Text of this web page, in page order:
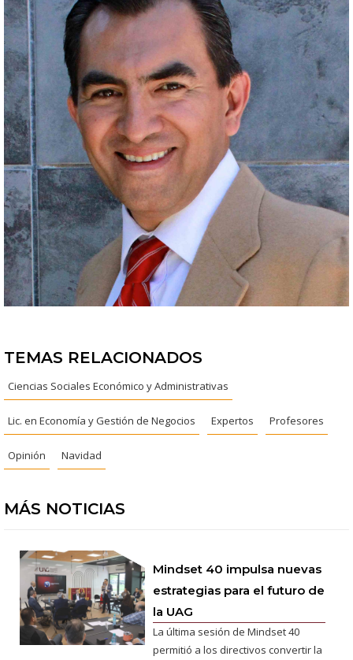
TEMAS RELACIONADOS
Ciencias Sociales Económico y Administrativas
Lic. en Economía y Gestión de Negocios Expertos Profesores
Opinión Navidad
MÁS NOTICIAS
Mindset 40 impulsa nuevas
estrategias para el futuro de
la UAG
La última sesión de Mindset 40
permitió a los directivos convertir la